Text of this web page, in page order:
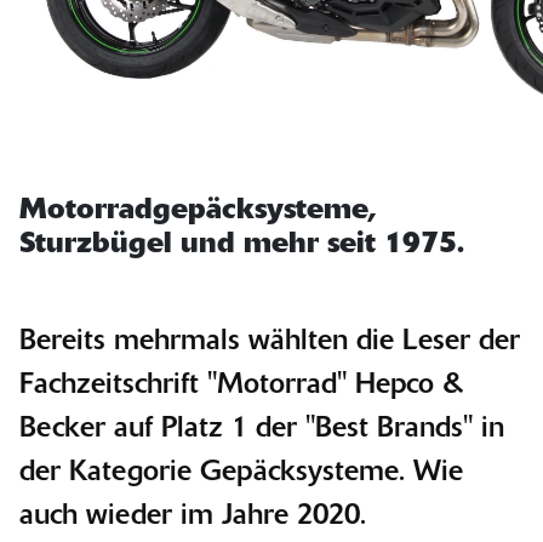
Motorradgepäcksysteme,
Sturzbügel und mehr seit 1975.
Bereits mehrmals wählten die Leser der
Fachzeitschrift "Motorrad" Hepco &
Becker auf Platz 1 der "Best Brands" in
der Kategorie Gepäcksysteme. Wie
auch wieder im Jahre 2020.